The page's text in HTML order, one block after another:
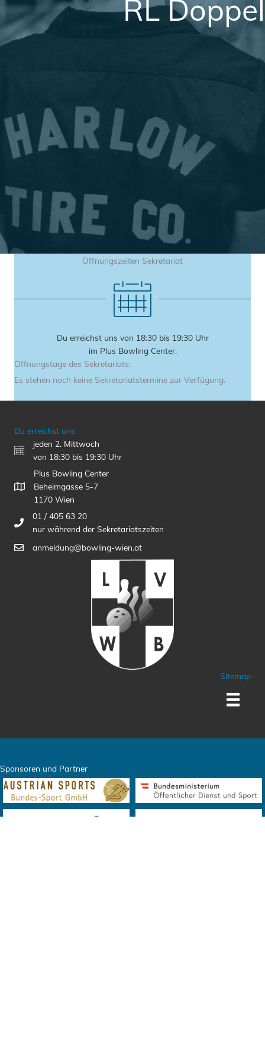
RL Doppel
Öffnungszeiten Sekretariat
Du erreichst uns von 18:30 bis 19:30 Uhr
im Plus Bowling Center.
Öffnungstage des Sekretariats:
Es stehen noch keine Sekretariatstermine zur Verfügung.
Du erreichst uns
jeden 2. Mittwoch
von 18:30 bis 19:30 Uhr
Plus Bowling Center
Beheimgasse 5-7
1170 Wien
01 / 405 63 20
nur während der Sekretariatszeiten
anmeldung@bowling-wien.at
Sitemap
Sponsoren und Partner